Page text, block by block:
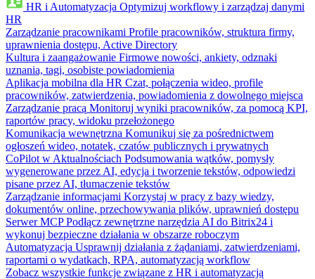
HR i Automatyzacja Optymizuj workflowy i zarządzaj danymi
HR
Zarządzanie pracownikami Profile pracowników, struktura firmy,
uprawnienia dostępu, Active Directory
Kultura i zaangażowanie Firmowe nowości, ankiety, odznaki
uznania, tagi, osobiste powiadomienia
Aplikacja mobilna dla HR Czat, połączenia wideo, profile
pracowników, zatwierdzenia, powiadomienia z dowolnego miejsca
Zarządzanie pracą Monitoruj wyniki pracowników, za pomocą KPI,
raportów pracy, widoku przełożonego
Komunikacja wewnętrzna Komunikuj się za pośrednictwem
ogłoszeń wideo, notatek, czatów publicznych i prywatnych
CoPilot w Aktualnościach Podsumowania wątków, pomysły
wygenerowane przez AI, edycja i tworzenie tekstów, odpowiedzi
pisane przez AI, tłumaczenie tekstów
Zarządzanie informacjami Korzystaj w pracy z bazy wiedzy,
dokumentów online, przechowywania plików, uprawnień dostępu
Serwer MCP Podłącz zewnętrzne narzędzia AI do Bitrix24 i
wykonuj bezpieczne działania w obszarze roboczym
Automatyzacja Usprawnij działania z żądaniami, zatwierdzeniami,
raportami o wydatkach, RPA, automatyzacją workflow
Zobacz wszystkie funkcje związane z HR i automatyzacją